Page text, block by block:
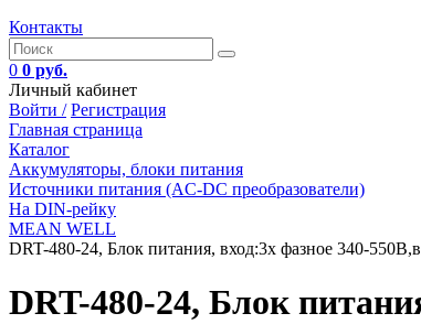
Контакты
0 0 руб.
Личный кабинет
Войти / Регистрация
Главная страница
Каталог
Аккумуляторы, блоки питания
Источники питания (AC-DC преобразователи)
На DIN-рейку
MEAN WELL
DRT-480-24, Блок питания, вход:3х фазное 340-
DRT-480-24, Блок